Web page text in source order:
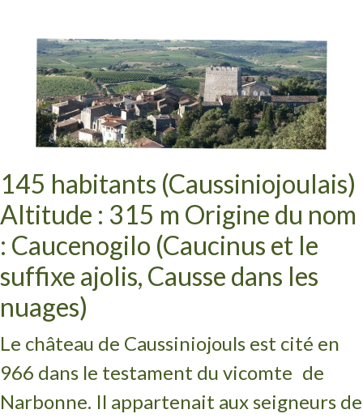
145 habitants (Caussiniojoulais)
Altitude : 315 m Origine du nom
: Caucenogilo (Caucinus et le
suffixe ajolis, Causse dans les
nuages)
Le château de Caussiniojouls est cité en
966 dans le testament du vicomte de
Narbonne. Il appartenait aux seigneurs de